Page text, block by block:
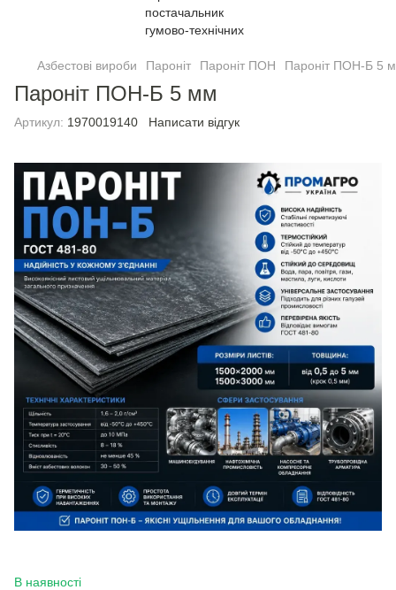
Азбестові вироби Пароніт Пароніт ПОН Пароніт ПОН-Б 5
Пароніт ПОН-Б 5 мм
Артикул: 1970019140 Написати відгук
В наявності